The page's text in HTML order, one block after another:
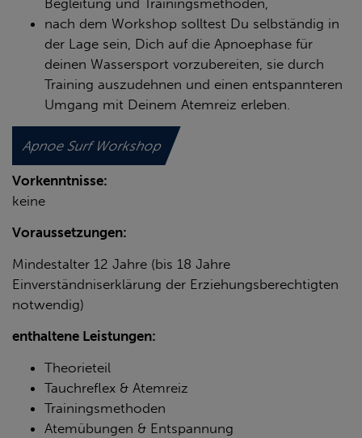
Begleitung und Trainingsmethoden,
nach dem Workshop solltest Du selbständig in
der Lage sein, Dich auf die Apnoephase für
deinen Wassersport vorzubereiten, sie durch
Training auszudehnen und einen entspannteren
Umgang mit Deinem Atemreiz erleben.
Apnoe Surf Workshop
Vorkenntnisse:
keine
Voraussetzungen:
Mindestalter 12 Jahre (bis 18 Jahre
Einverständniserklärung der Erziehungsberechtigten
notwendig)
enthaltene Leistungen:
Theorieteil
Tauchreflex & Atemreiz
Trainingsmethoden
Atemübungen & Entspannung